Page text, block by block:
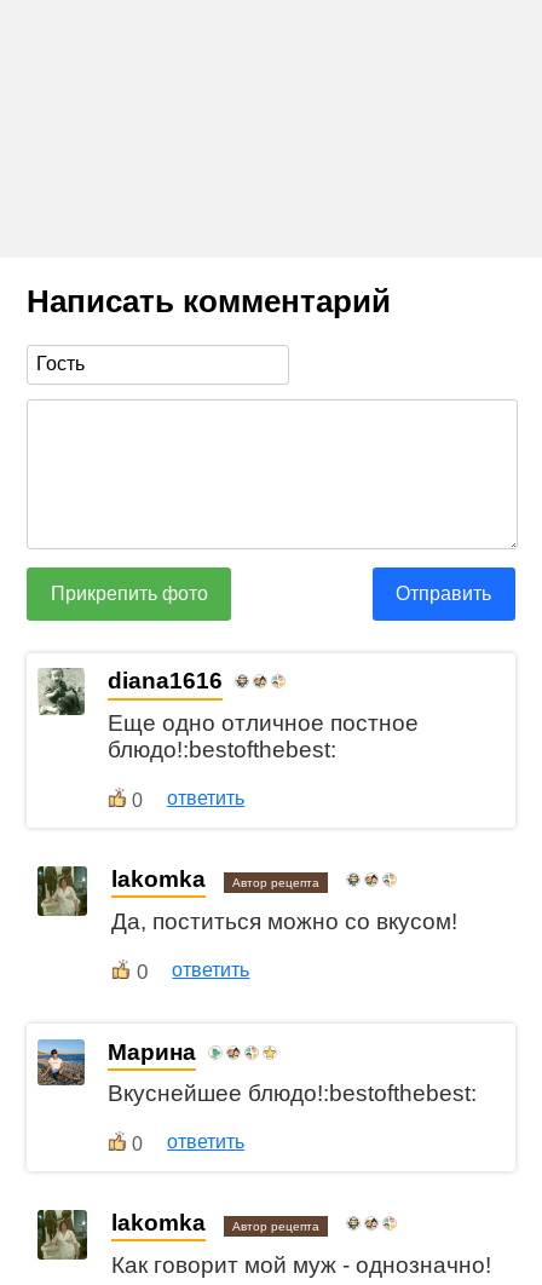
Написать комментарий
Прикрепить фото Отправить
diana1616
Еще одно отличное постное
блюдо!:bestofthebest:
0 ответить
lakomka Автор рецепта
Да, поститься можно со вкусом!
0 ответить
Марина
Вкуснейшее блюдо!:bestofthebest:
0 ответить
lakomka Автор рецепта
Как говорит мой муж - однозначно!